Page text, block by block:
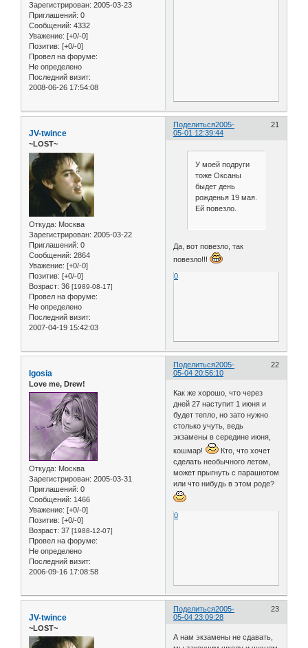
Зарегистрирован: 2005-03-23
Приглашений: 0
Сообщений: 4332
Уважение: [+0/-0]
Позитив: [+0/-0]
Провел на форуме:
Не определено
Последний визит:
2008-06-26 17:54:08
Поделиться 21
2005-
05-01 12:39:44
JV-twince
~LOST~
Откуда: Москва
Зарегистрирован: 2005-03-22
Приглашений: 0
Сообщений: 2864
Уважение: [+0/-0]
Позитив: [+0/-0]
Возраст: 36 [1989-08-17]
Провел на форуме:
Не определено
Последний визит:
2007-04-19 15:42:03
У моей подруги
тоже Оксаны
быдет день
рожденья 19 мая.
Ей повезло.
Да, вот повезло, так
повезло!!!
0
Поделиться 22
2005-
05-04 20:56:10
Igosia
Love me, Drew!
Откуда: Москва
Зарегистрирован: 2005-03-31
Приглашений: 0
Сообщений: 1466
Уважение: [+0/-0]
Позитив: [+0/-0]
Возраст: 37 [1988-12-07]
Провел на форуме:
Не определено
Последний визит:
2006-09-16 17:08:58
Как же хорошо, что через
дней 27 наступит 1 июня и
будет тепло, но зато нужно
столько учуть, ведь
экзамены в середине июня,
кошмар!
Кто, что хочет
сделать необычного летом,
может прыгнуть с парашютом
или что нибудь в этом роде?
0
Поделиться 23
2005-
05-04 23:09:28
JV-twince
~LOST~
А нам экзамены не сдавать,